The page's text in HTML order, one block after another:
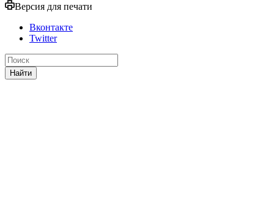
Версия для печати
Вконтакте
Twitter
Найти